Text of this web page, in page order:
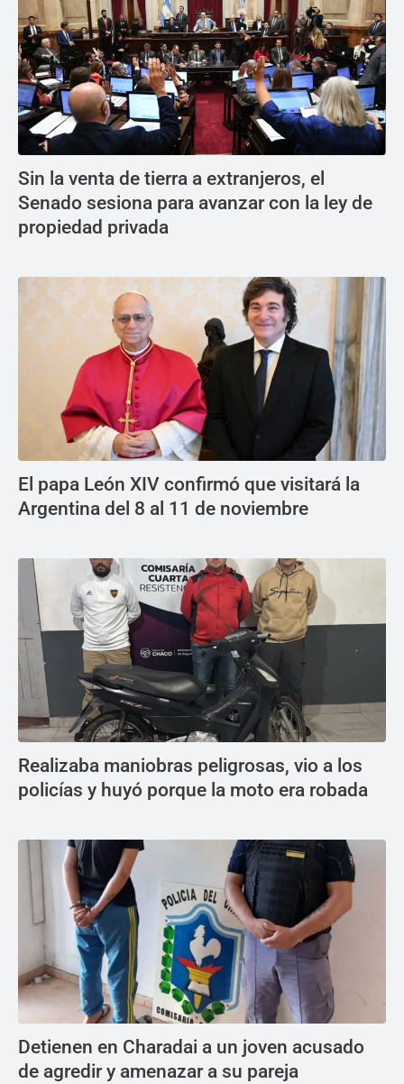
Sin la venta de tierra a extranjeros, el
Senado sesiona para avanzar con la ley de
propiedad privada
El papa León XIV confirmó que visitará la
Argentina del 8 al 11 de noviembre
Realizaba maniobras peligrosas, vio a los
policías y huyó porque la moto era robada
Detienen en Charadai a un joven acusado
de agredir y amenazar a su pareja